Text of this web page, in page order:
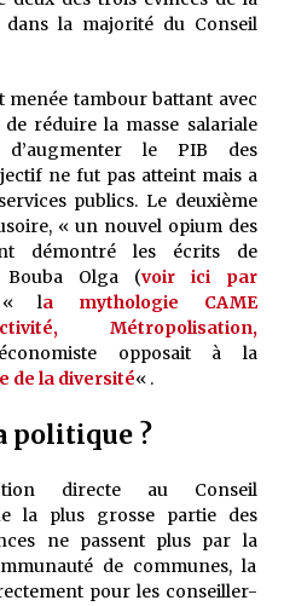
la majorité du Conseil
tambour battant avec
réduire la masse salariale
le PIB des
ne fut pas atteint mais a
publics. Le deuxième
« un nouvel opium des
démontré les écrits de
Bouba Olga (voir ici par
« la mythologie CAME
Métropolisation,
opposait à la
de la diversité« .
politique ?
directe au Conseil
la plus grosse partie des
ne passent plus par la
de communes, la
pour les conseiller-